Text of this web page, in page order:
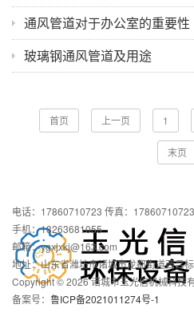
通风管道对于办公室的重要性
玻璃钢通风管道及用途
首页 上一页 1
末页
电话：17860710723 传真：17860710723
手机：18263681055
邮箱：ygxjxkj@163.com
地址：山东省潍坊市诸城市龙都街道西吕
Copyright © 2026 诸城市玉光信机械科技
备案号： 鲁ICP备2021011274号-1